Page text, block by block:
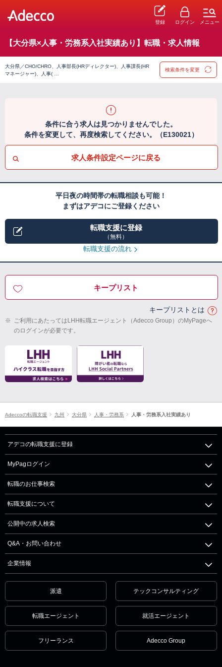
登録 ログイン メニュー
【大分県×人事・労務系入社実績あり】転職・求人情報
大分県／CHO/CHRO、人事部長(HRディレクター)、人事課長(HR
マネージャー)、人事( …
検索条件を変更
条件に合う求人は見つかりませんでした。
条件を変更して、再度検索してください。（E130021）
求人条件設定ページに戻る
平日夜の時間帯の転職相談も可能！
まずはアデコにご登録ください
転職支援に登録
（無料）
転職支援の流れ
キープリスト
キープリストとは
※ ご利用にあたってはLHH転職エージェント（Adecco Group）のMyPageへ
のログインが必要です。
Adeccoの転職支援 九州 大分県 人事・労務系 人事・労務系入社実績あり
アデコの転職支援に登録
MyPagログイン
転職のお仕事検索
転職支援について
公開中の求人検索
Q&A・お問い合わせ
企業情報
派遣 テックコンサルティング
転職エージェント 就活エージェント
フリーランス Adecco Group